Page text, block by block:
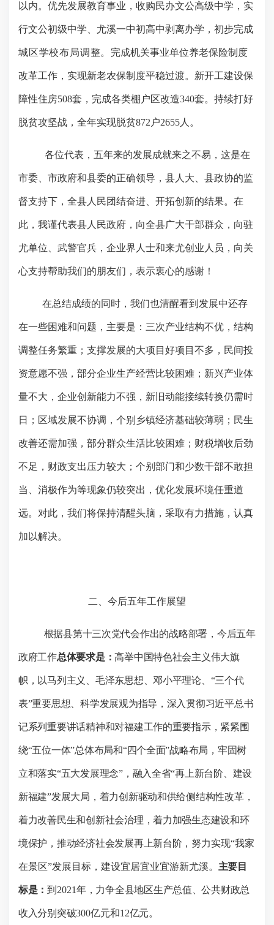
以内。优先发展教育事业，收购民办文公高级中学，实
行文公初级中学、尤溪一中初高中剥离办学，初步完成
城区学校布局调整。 完成机关事业单位养老保险制度
改革工作，实现新老农保制度平稳过渡。新开工建设保
障性住房508套，完成各类棚户区改造340套。持续打好
脱贫攻坚战，全年实现脱贫872 户2655 人。
各位代表，五年来的发展成就来之不易，这是在
市委、市政府和县委的正确领导，县人大、县政协的监
督支持下，全县人民团结奋进、开拓创新的结果。在
此，我谨代表县人民政府，向全县广大干部群众，向驻
尤单位、武警官兵，企业界人士和来尤创业人员，向关
心支持帮助我们的朋友们，表示衷心的感谢！
在总结成绩的同时，我们也清醒看到发展中还存
在一些困难和问题，主要是：三次产业结构不优，结构
调整任务繁重；支撑发展的大项目好项目不多，民间投
资意愿不强，部分企业生产经营比较困难；新兴产业体
量不大，企业创新能力不强，新旧动能接续转换仍需时
日；区域发展不协调，个别乡镇经济基础较薄弱；民生
改善还需加强，部分群众生活比较困难；财税增收后劲
不足，财政支出压力较大；个别部门和少数干部不敢担
当、消极作为等现象仍较突出，优化发展环境任重道
远。对此，我们将保持清醒头脑，采取有力措施，认真
加以解决。
二、今后五年工作展望
根据县第十三次党代会作出的战略部署，今后五年
政府工作总体要求是：高举中国特色社会主义伟大旗
帜，以马列主义、毛泽东思想、邓小平理论、“三个代
表”重要思想、科学发展观为指导，深入贯彻习近平总书
记系列重要讲话精神和对福建工作的重要指示，紧紧围
绕“五位一体”总体布局和“四个全面”战略布局，牢固树
立和落实“五大发展理念”，融入全省“再上新台阶、建设
新福建”发展大局，着力创新驱动和供给侧结构性改革，
着力改善民生和创新社会治理，着力加强生态建设和环
境保护，推动经济社会发展再上新台阶 ，努力实现“我家
在景区”发展目标 ， 建设宜居宜业宜游新尤溪。 主要目
标是：到 2021年，力争全县地区生产总值、公共财政总
收入分别突破300亿元和12亿元。